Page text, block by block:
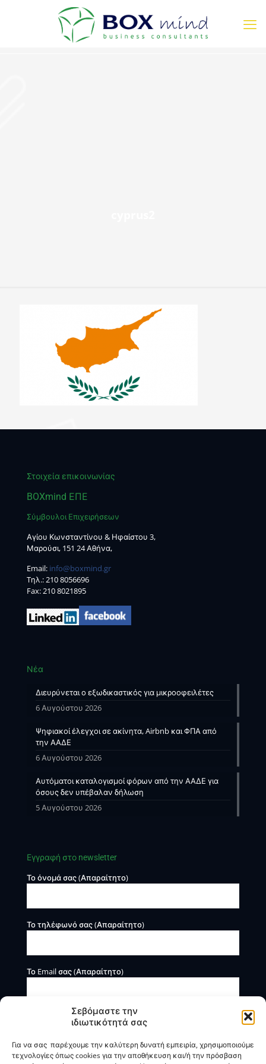
Σεβόμαστε την
ιδιωτικότητά σας
Για να σας παρέχουμε την καλύτερη δυνατή εμπειρία, χρησιμοποιούμε
τεχνολογίες όπως cookies για την αποθήκευση και/ή την πρόσβαση
Στοιχεία επικοινωνίας
BOXmind ΕΠΕ
Σύμβουλοι Επιχειρήσεων
Αγίου Κωνσταντίνου & Ηφαίστου 3,
Μαρούσι, 151 24 Αθήνα,
Email: info@boxmind.gr
Tηλ.:210 8056696
Fax: 210 8021895
Νέα
Διευρύνεται ο εξωδικαστικός για μικροοφειλέτες
6 Αυγούστου 2026
Ψηφιακοί έλεγχοι σε ακίνητα, Airbnb και ΦΠΑ από
την ΑΑΔΕ
6 Αυγούστου 2026
Αυτόματοι καταλογισμοί φόρων από την ΑΑΔΕ για
όσους δεν υπέβαλαν δήλωση
5 Αυγούστου 2026
Εγγραφή στο newsletter
Το όνομά σας (Απαραίτητο)
Το τηλέφωνό σας (Απαραίτητο)
Το Email σας (Απαραίτητο)